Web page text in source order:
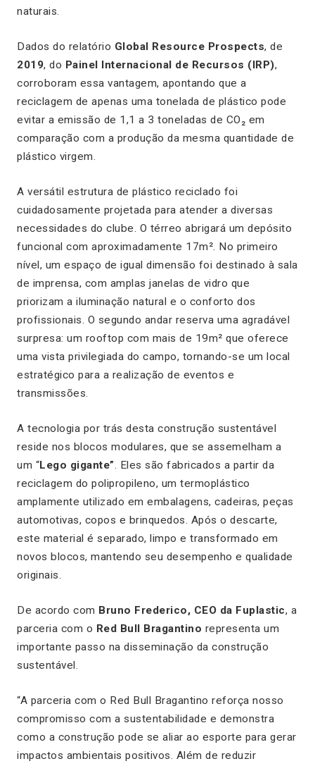
naturais.
Dados do relatório Global Resource Prospects, de
2019, do Painel Internacional de Recursos (IRP),
corroboram essa vantagem, apontando que a
reciclagem de apenas uma tonelada de plástico pode
evitar a emissão de 1,1 a 3 toneladas de CO₂ em
comparação com a produção da mesma quantidade de
plástico virgem.
A versátil estrutura de plástico reciclado foi
cuidadosamente projetada para atender a diversas
necessidades do clube. O térreo abrigará um depósito
funcional com aproximadamente 17m². No primeiro
nível, um espaço de igual dimensão foi destinado à sala
de imprensa, com amplas janelas de vidro que
priorizam a iluminação natural e o conforto dos
profissionais. O segundo andar reserva uma agradável
surpresa: um rooftop com mais de 19m² que oferece
uma vista privilegiada do campo, tornando-se um local
estratégico para a realização de eventos e
transmissões.
A tecnologia por trás desta construção sustentável
reside nos blocos modulares, que se assemelham a
um “Lego gigante”. Eles são fabricados a partir da
reciclagem do polipropileno, um termoplástico
amplamente utilizado em embalagens, cadeiras, peças
automotivas, copos e brinquedos. Após o descarte,
este material é separado, limpo e transformado em
novos blocos, mantendo seu desempenho e qualidade
originais.
De acordo com Bruno Frederico, CEO da Fuplastic, a
parceria com o Red Bull Bragantino representa um
importante passo na disseminação da construção
sustentável.
“A parceria com o Red Bull Bragantino reforça nosso
compromisso com a sustentabilidade e demonstra
como a construção pode se aliar ao esporte para gerar
impactos ambientais positivos. Além de reduzir